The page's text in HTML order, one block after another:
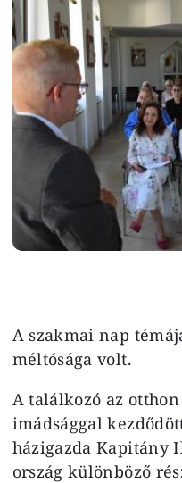
A szakmai nap
méltósága volt.
A találkozó az
imádsággal
házigazda Kapitány
ország különböző